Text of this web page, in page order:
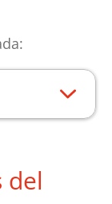
del